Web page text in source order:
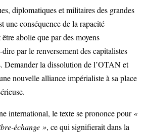
diplomatiques et militaires des grandes
une conséquence de la rapacité
abolie que par des moyens
par le renversement des capitalistes
Demander la dissolution de l’OTAN et
nouvelle alliance impérialiste à sa place
international, le texte se prononce pour«
échange », ce qui signifierait dans la